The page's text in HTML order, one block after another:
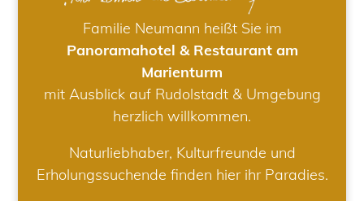
Familie Neumann heißt Sie im
Panoramahotel & Restaurant am
Marienturm
mit Ausblick auf Rudolstadt & Umgebung
herzlich willkommen.
Naturliebhaber, Kulturfreunde und
Erholungssuchende finden hier ihr Paradies.